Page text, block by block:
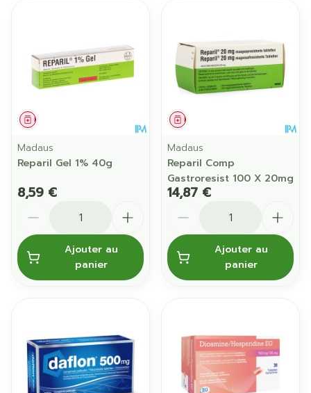
Médicament
Madaus
Reparil Gel 1% 40g
8,59 €
Ajouter au
panier
Médicament
Madaus
Reparil Comp
Gastroresist 100 X 20mg
14,87 €
Ajouter au
panier